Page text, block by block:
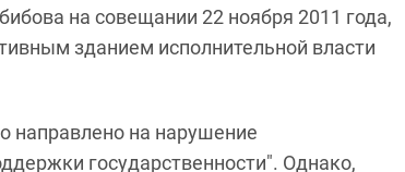
на совещании 22 ноября 2011 года,
зданием исполнительной власти
направлено на нарушение
государственности". Однако,